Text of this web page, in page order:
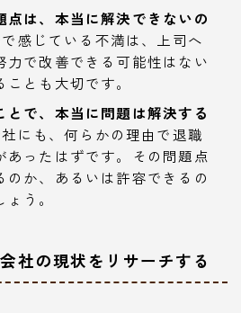
点は、本当に解決できないの
感じている不満は、上司へ
力で改善できる可能性はない
とも大切です。
とで、本当に問題は解決する
にも、何らかの理由で退職
あったはずです。その問題点
のか、あるいは許容できるの
う。
社の現状をリサーチする